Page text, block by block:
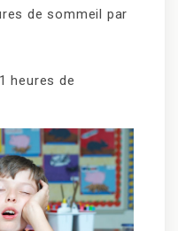
de sommeil par
heures de